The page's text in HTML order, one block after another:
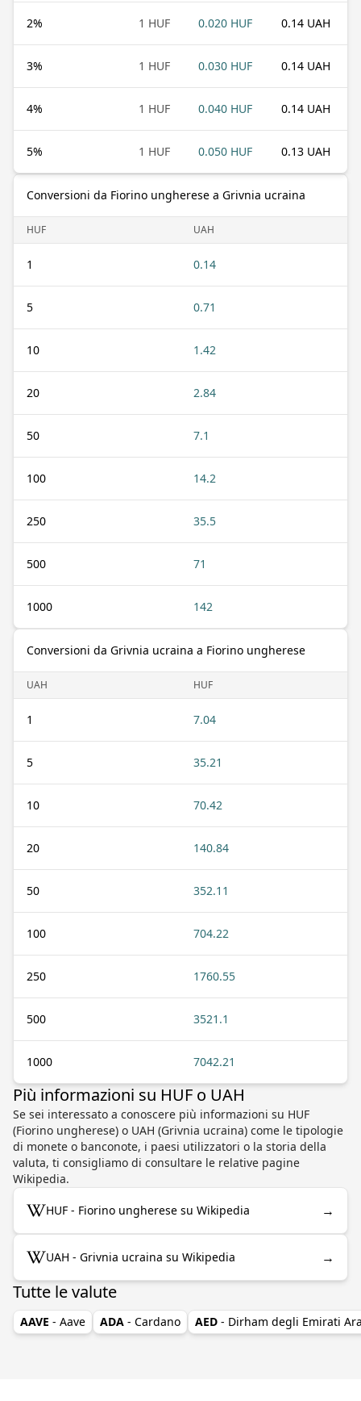
2% 1 HUF 0.020 HUF 0.14 UAH
3% 1 HUF 0.030 HUF 0.14 UAH
4% 1 HUF 0.040 HUF 0.14 UAH
5% 1 HUF 0.050 HUF 0.13 UAH
Conversioni da Fiorino ungherese a Grivnia ucraina
HUF UAH
1 0.14
5 0.71
10 1.42
20 2.84
50 7.1
100 14.2
250 35.5
500 71
1000 142
Conversioni da Grivnia ucraina a Fiorino ungherese
UAH HUF
1 7.04
5 35.21
10 70.42
20 140.84
50 352.11
100 704.22
250 1760.55
500 3521.1
1000 7042.21
Più informazioni su HUF o UAH
Se sei interessato a conoscere più informazioni su HUF
(Fiorino ungherese) o UAH (Grivnia ucraina) come le tipologie
di monete o banconote, i paesi utilizzatori o la storia della
valuta, ti consigliamo di consultare le relative pagine
Wikipedia.
HUF - Fiorino ungherese su Wikipedia →
UAH - Grivnia ucraina su Wikipedia →
Tutte le valute
AAVE - Aave ADA - Cardano AED - Dirham degli Emirati